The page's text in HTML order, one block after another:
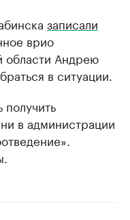
записали
врио
области Андрею
в ситуации.
в администрации